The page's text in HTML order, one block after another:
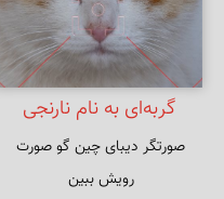
گربه‌ای به نام نارنجی
صورتگر دیبای چین گو صورت